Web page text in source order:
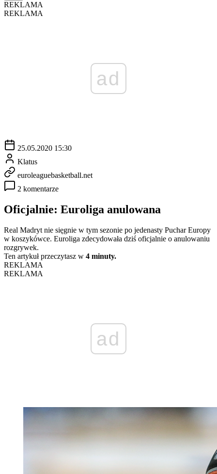
REKLAMA
REKLAMA
ad
25.05.2020 15:30
Klatus
euroleaguebasketball.net
2 komentarze
Oficjalnie: Euroliga anulowana
Real Madryt nie sięgnie w tym sezonie po jedenasty Puchar Europy
w koszykówce. Euroliga zdecydowała dziś oficjalnie o anulowaniu
rozgrywek.
Ten artykuł przeczytasz w 4 minuty.
REKLAMA
REKLAMA
ad